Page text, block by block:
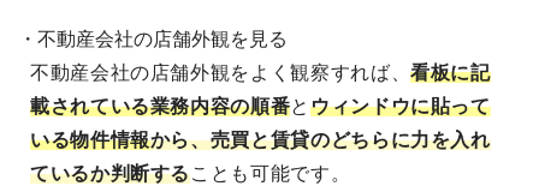
・不動産会社の店舗外観を見る
不動産会社の店舗外観をよく観察すれば、看板に記
載されている業務内容の順番と ウィンドウに貼って
いる物件情報から、売買と賃貸のどちらに力を入れ
ているか判断することも可能です。